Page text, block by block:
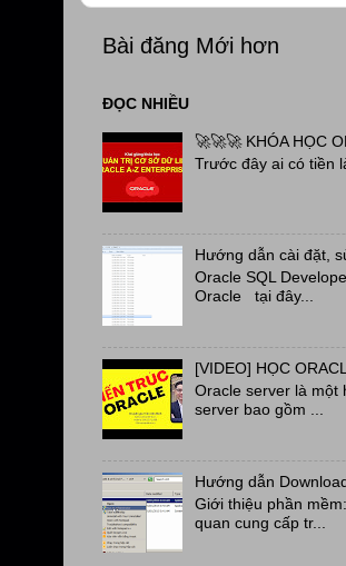
Bài đăng Mới hơn
ĐỌC NHIỀU
🚀🚀🚀 KHÓA HỌC
Trước đây ai có tiền
Hướng dẫn cài đặt,
Oracle SQL
Oracle tại đây...
[VIDEO] HỌC
Oracle server là một
server bao gồm ...
Hướng dẫn
Giới thiệu phần
quan cung cấp tr...